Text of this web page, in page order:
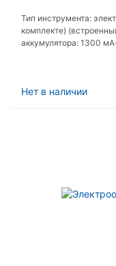
Тип инструмента:
комплекте)
аккумулятора: 1300
Нет в наличии